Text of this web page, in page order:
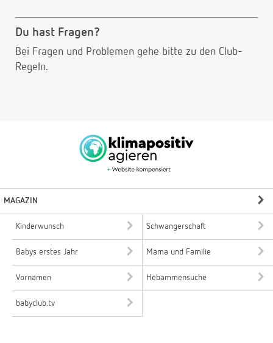
Du hast Fragen?
Bei Fragen und Problemen gehe bitte zu den Club-
Regeln.
MAGAZIN
Kinderwunsch Schwangerschaft
Babys erstes Jahr Mama und Familie
Vornamen Hebammensuche
babyclub.tv